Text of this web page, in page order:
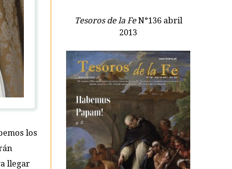
los
llegar
Tesoros de la FeN°136 abril
2013